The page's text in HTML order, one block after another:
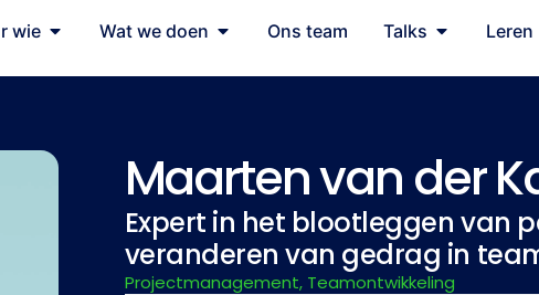
wie Wat we doen Ons team Talks Leren
Maarten van der
Expert in het blootleggen van
veranderen van gedrag in
Projectmanagement, Teamontwikkeling